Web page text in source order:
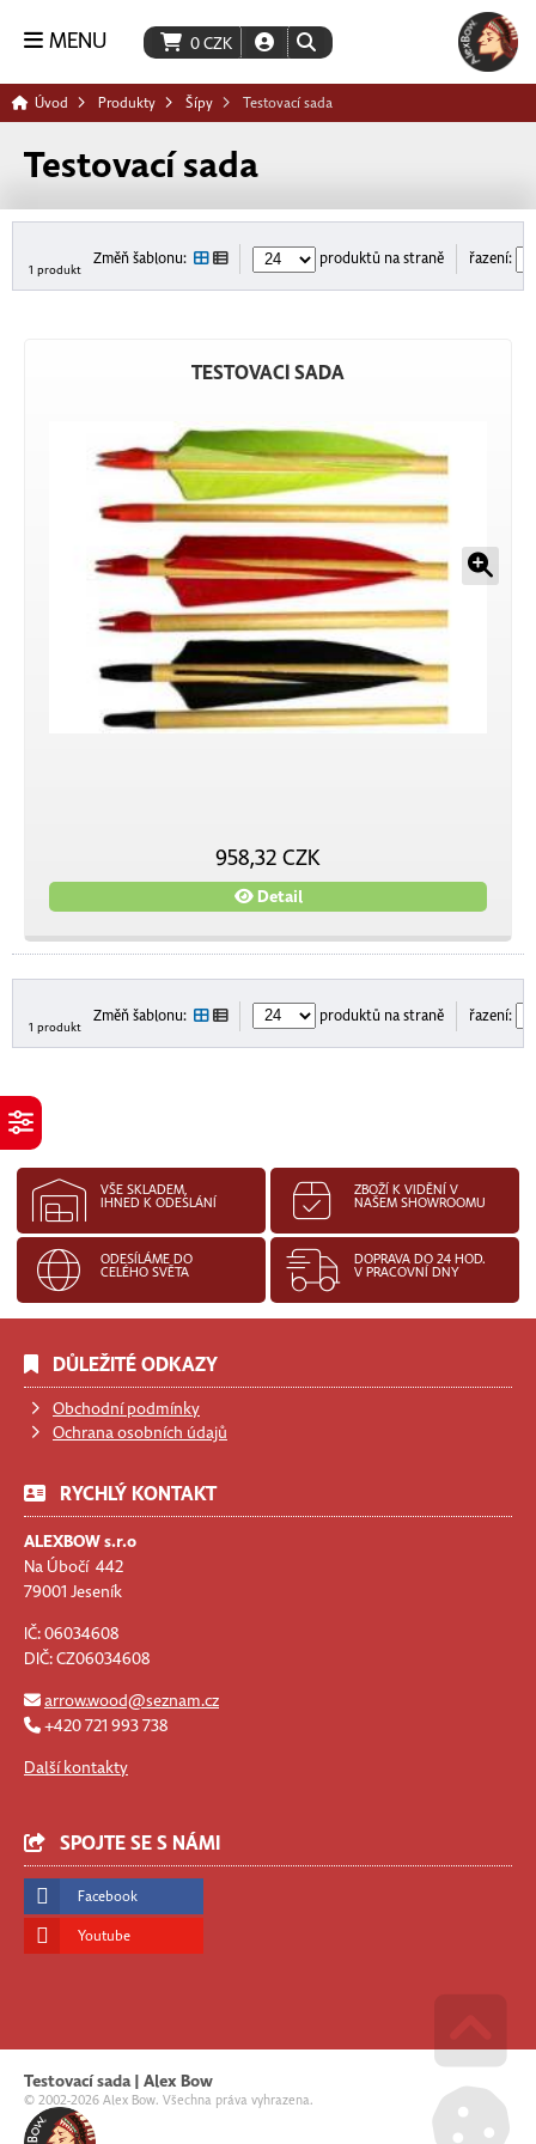
0CZK
MENU
Úvod Produkty Šípy Testovací sada
Testovací sada
1 produkt
Změň šablonu: produktů na straně řazení:
TESTOVACÍ SADA
958,32 CZK
Detail
1 produkt
Změň šablonu: produktů na straně řazení:
VŠE SKLADEM,
IHNED K ODESLÁNÍ
ZBOŽÍ K VIDĚNÍ V
NAŠEM SHOWROOMU
ODESÍLÁME DO
CELÉHO SVĚTA
DOPRAVA DO 24 HOD.
V PRACOVNÍ DNY
DŮLEŽITÉ ODKAZY
Obchodní podmínky
Ochrana osobních údajů
RYCHLÝ KONTAKT
ALEXBOW s.r.o
Na Úbočí 442
79001 Jeseník
IČ: 06034608
DIČ: CZ06034608
arrow.wood@seznam.cz
+420 721 993 738
Další kontakty
SPOJTE SE S NÁMI
Facebook
Youtube
Testovací sada | Alex Bow
© 2002-2026 Alex Bow. Všechna práva vyhrazena. Go